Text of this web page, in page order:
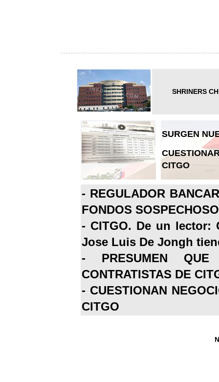
SHRINERS
SURGEN
CITGO
- REGULADOR
FONDOS
- CITGO. De un lector:
Jose Luis De Jongh
- PRESUMEN
CONTRATISTAS DE
- CUESTIONAN
CITGO